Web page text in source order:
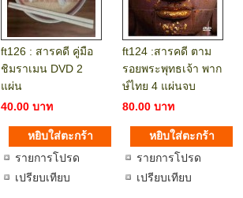
ft126 : สารคดี คู่มือ
ชิมราเมน DVD 2
แผ่น
40.00 บาท
รายการโปรด
เปรียบเทียบ
ft124 :สารคดี ตาม
รอยพระพุทธเจ้า พาก
ษ์ไทย 4 แผ่นจบ
80.00 บาท
รายการโปรด
เปรียบเทียบ